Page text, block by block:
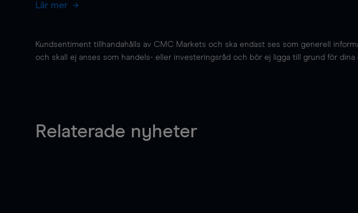
Lär mer
Kundsentiment tillhandahålls av CMC Markets och ska endast ses som generell
och skall ej anses som handels- eller investeringsråd och bör ej ligga till grund för dina
Relaterade nyheter